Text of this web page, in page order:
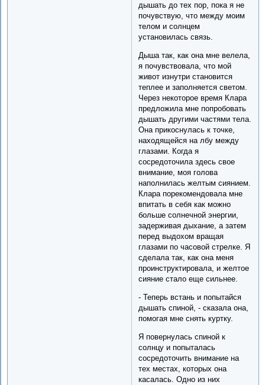
дышать до тех пор, пока я не
почувствую, что между моим
телом и солнцем
установилась связь.
Дыша так, как она мне велела,
я почувствовала, что мой
живот изнутри становится
теплее и заполняется светом.
Через некоторое время Клара
предложила мне попробовать
дышать другими частями тела.
Она прикоснулась к точке,
находящейся на лбу между
глазами. Когда я
сосредоточила здесь свое
внимание, моя голова
наполнилась желтым сиянием.
Клара порекомендовала мне
впитать в себя как можно
больше солнечной энергии,
задерживая дыхание, а затем
перед выдохом вращая
глазами по часовой стрелке. Я
сделала так, как она меня
проинструктировала, и желтое
сияние стало еще сильнее.
- Теперь встань и попытайся
дышать спиной, - сказала она,
помогая мне снять куртку.
Я повернулась спиной к
солнцу и попыталась
сосредоточить внимание на
тех местах, которых она
касалась. Одно из них